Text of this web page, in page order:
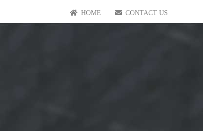
HOME CONTACT US